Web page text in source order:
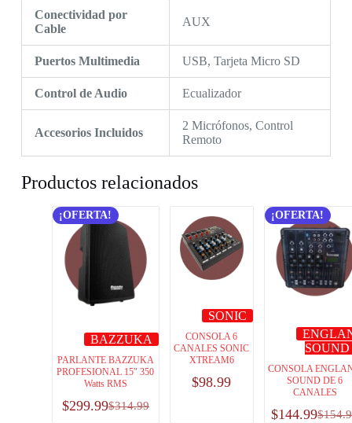
Conectividad por
Cable
AUX
Puertos Multimedia USB, Tarjeta Micro SD
Control de Audio Ecualizador
Accesorios Incluidos
2 Micrófonos, Control
Remoto
Productos relacionados
¡OFERTA!
BAZZUKA
PARLANTE BAZZUKA
PROFESIONAL 15″ 350
Watts RMS
$314.99
$299.99
SONIC
CONSOLA 6
CANALES SONIC
XTREAM6
$98.99
¡OFERTA!
SOUND
CONSOLA
SOUND DE 6
CANALES
$
$144.99